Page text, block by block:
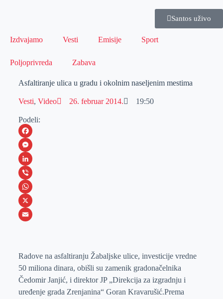
Santos uživo
Izdvajamo Vesti Emisije Sport
Poljoprivreda Zabava
Asfaltiranje ulica u gradu i okolnim naseljenim mestima
Vesti, Video 26. februar 2014. 19:50
Podeli:
F
a
c
e
b
o
M
e
s
s
e
e
r
L
i
n
k
I
n
V
i
b
W
h
s
A
p
X
a
i
l
Radove na asfaltiranju Žabaljske ulice, investicije vredne
50 miliona dinara, obišli su zamenik gradonačelnika
Čedomir Janjić, i direktor JP „Direkcija za izgradnju i
uređenje grada Zrenjanina“ Goran Kravarušić.Prema